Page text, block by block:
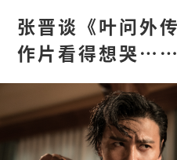
张晋谈《叶问外
作片看得想哭……